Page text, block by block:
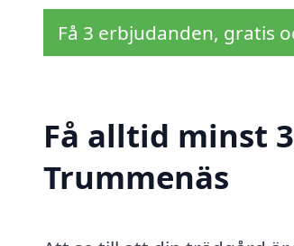
Få 3 erbjudanden, gratis
Få alltid minst
Trummenäs